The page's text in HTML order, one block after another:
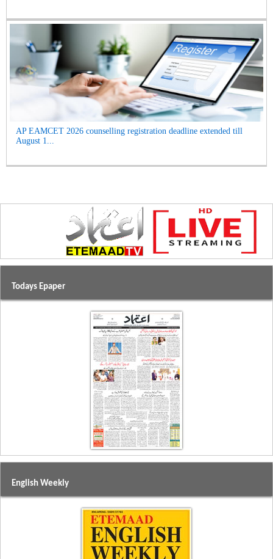
AP EAMCET 2026 counselling registration deadline extended till
August 1...
Todays Epaper
English Weekly